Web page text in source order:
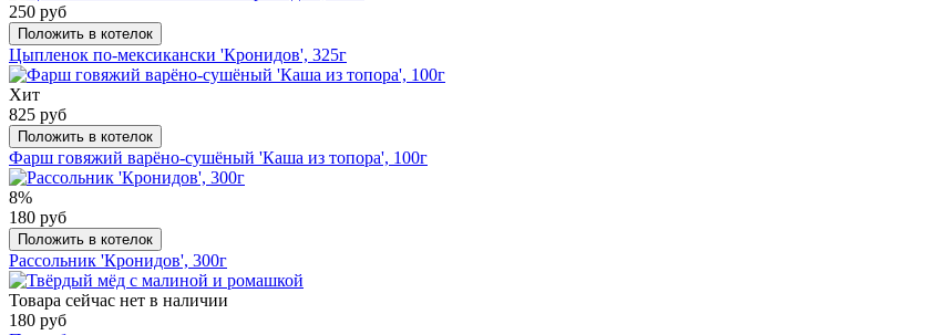
250 руб
Положить в котелок
Цыпленок по-мексикански 'Кронидов', 325г
Хит
825 руб
Положить в котелок
Фарш говяжий варёно-сушёный 'Каша из топора', 100г
8%
180 руб
Положить в котелок
Рассольник 'Кронидов', 300г
Товара сейчас нет в наличии
180 руб